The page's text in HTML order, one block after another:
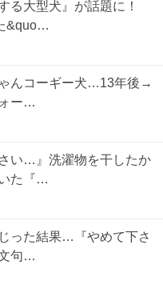
る大型犬』が話題に！
&quo…
んコーギー犬…13年後→
ー…
い…』洗濯物を干したか
た『…
った結果…『やめて下さ
句…